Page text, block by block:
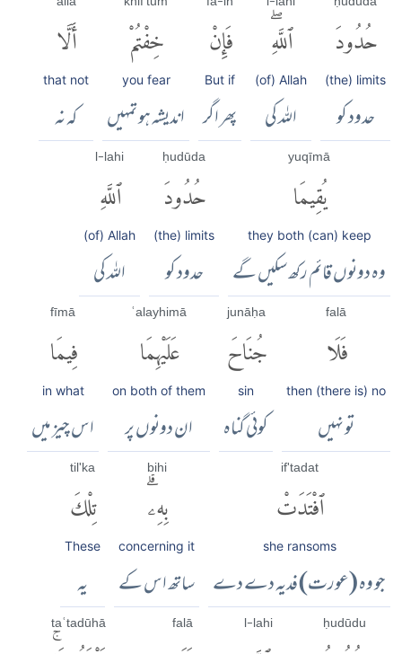
حُدُودَ
(the) limits
حدود کو
ٱللَّهِۖ
(of) Allah
اللہ کی
فَإِنْ
But if
پھر اگر
خِفْتُمْ
you fear
اندیشہ ہو تمہیں
أَلَّا
that not
کہ نہ
yuqīmā
يُقِيمَا
they both (can) keep
وہ دونوں قائم رکھ سکیں گے
ḥudūda
حُدُودَ
(the) limits
حدود کو
l-lahi
ٱللَّهِ
(of) Allah
اللہ کی
falā
فَلَا
then (there is) no
تو نہیں
junāḥa
جُنَاحَ
sin
کوئی گناہ
ʿalayhimā
عَلَيْهِمَا
on both of them
ان دونوں پر
fīmā
فِيمَا
in what
اس چیز میں
if'tadat
ٱفْتَدَتْ
she ransoms
جو وہ (عورت) فدیہ دے دے
bihi
بِهِۦۗ
concerning it
ساتھ اس کے
til'ka
تِلْكَ
These
یہ
ḥudūdu
l-lahi
falā
taʿtadūhā